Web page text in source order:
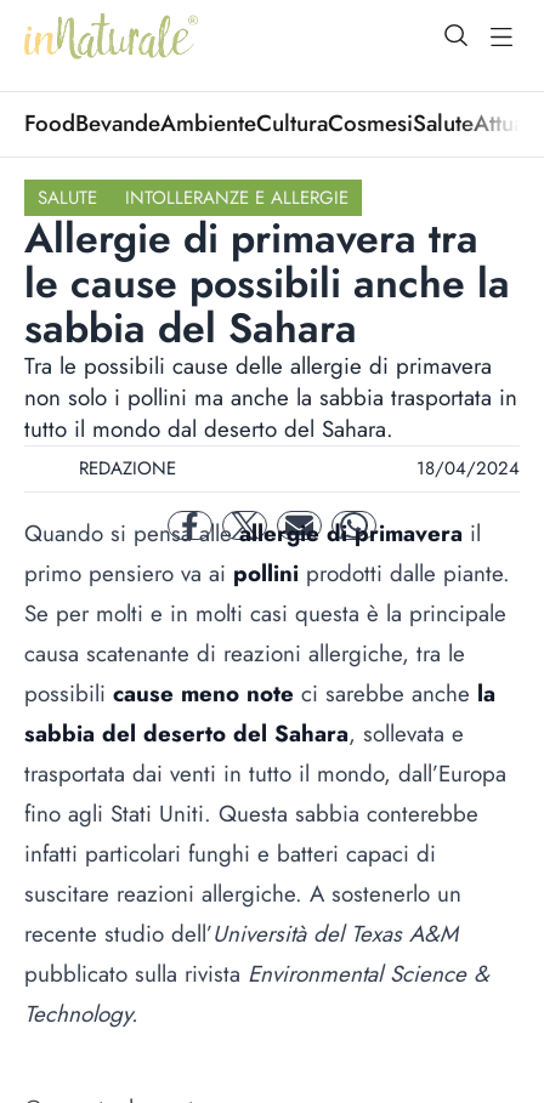
open
FoodBevandeAmbienteCulturaCosmesiSalute
SALUTE INTOLLERANZE E ALLERGIE
Allergie di primavera tra
le cause possibili anche la
sabbia del Sahara
Tra le possibili cause delle allergie di primavera
non solo i pollini ma anche la sabbia trasportata in
tutto il mondo dal deserto del Sahara.
REDAZIONE 18/04/2024
facebooktwitter mail whatsapp
Quando si pensa alleallergie di primavera il
primo pensiero va ai pollini prodotti dalle piante.
Se per molti e in molti casi questa è la principale
causa scatenante di reazioni allergiche, tra le
possibili cause meno note ci sarebbe anche la
sabbia del deserto del Sahara, sollevata e
trasportata dai venti in tutto il mondo, dall’Europa
fino agli Stati Uniti. Questa sabbia conterebbe
infatti particolari funghi e batteri capaci di
suscitare reazioni allergiche. A sostenerlo un
recente studio dell’Università del Texas A&M
pubblicato sulla rivista Environmental Science &
Technology.